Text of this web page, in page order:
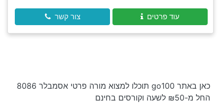
עוד פרטים צור קשר
כאן באתר go100 תוכלו למצוא מורה פרטי אסמבלר 8086
החל מ-₪50 לשעה וקורסים בחינם